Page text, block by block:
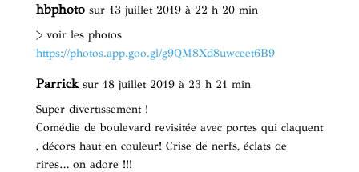
hbphoto sur 13 juillet 2019 à 22 h 20 min
> voir les photos
https://photos.app.goo.gl/g9QM8Xd8uwceet6B9
Parrick sur 18 juillet 2019 à 23 h 21 min
Super divertissement !
Comédie de boulevard revisitée avec portes qui claquent
, décors haut en couleur! Crise de nerfs, éclats de
rires… on adore !!!